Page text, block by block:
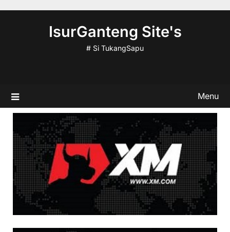
IsurGanteng Site's
# Si TukangSapu
Menu